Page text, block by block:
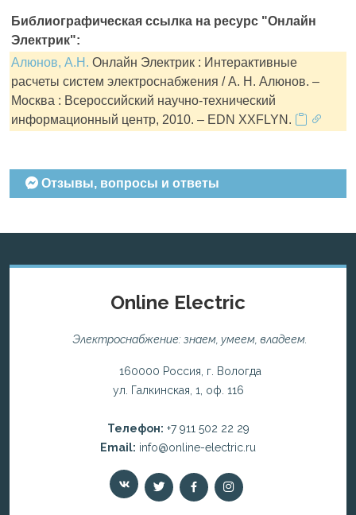
Библиографическая ссылка на ресурс "Онлайн
Электрик":
Алюнов, А.Н. Онлайн Электрик : Интерактивные
расчеты систем электроснабжения / А. Н. Алюнов. –
Москва : Всероссийский научно-технический
информационный центр, 2010. – EDN XXFLYN.
Отзывы, вопросы и ответы
Online Electric
Электроснабжение: знаем, умеем, владеем.
160000 Россия, г. Вологда
ул. Галкинская, 1, оф. 116
Телефон: +7 911 502 22 29
Email: info@online-electric.ru